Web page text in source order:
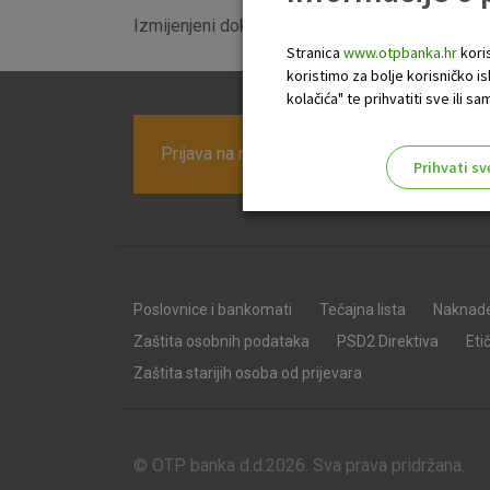
Izmijenjeni dokument dostupan je
Prijava na newsletter OTP banke
Poslovnice i bankomati Tečajna lista
Zaštita osobnih podataka
PSD2 Direktiva
Zaštita starijih osoba od prijevara
© OTP banka d.d.2026. Sva prava pridržana.
Stranica www.otpbanka.hr
koristimo za bolje korisničko
kolačića" te prihvatiti sve ili
Prihvati